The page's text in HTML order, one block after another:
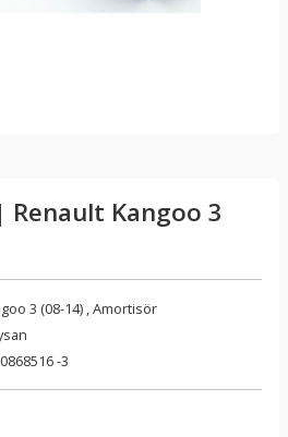
Kangoo 3
3 (08-14) ,Amortisör
-3